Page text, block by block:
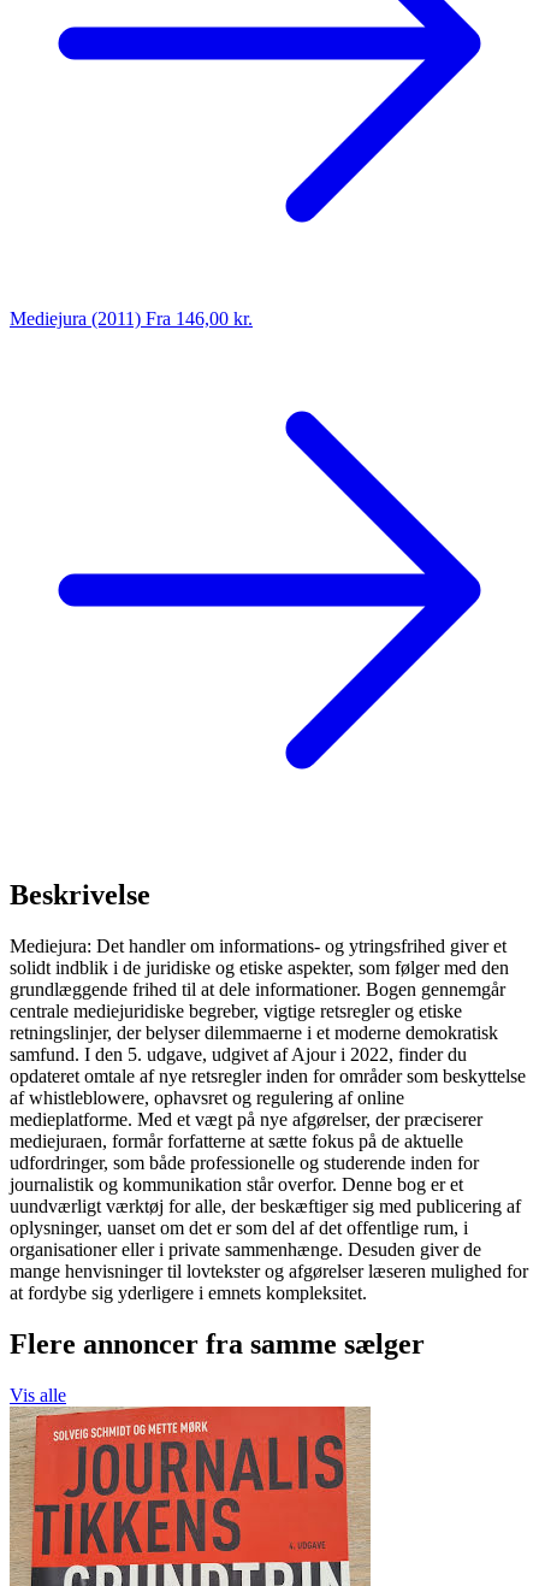
Mediejura (2011) Fra 146,00 kr.
Beskrivelse
Mediejura: Det handler om informations- og ytringsfrihed giver et
solidt indblik i de juridiske og etiske aspekter, som følger med den
grundlæggende frihed til at dele informationer. Bogen gennemgår
centrale mediejuridiske begreber, vigtige retsregler og etiske
retningslinjer, der belyser dilemmaerne i et moderne demokratisk
samfund. I den 5. udgave, udgivet af Ajour i 2022, finder du
opdateret omtale af nye retsregler inden for områder som beskyttelse
af whistleblowere, ophavsret og regulering af online
medieplatforme. Med et vægt på nye afgørelser, der præciserer
mediejuraen, formår forfatterne at sætte fokus på de aktuelle
udfordringer, som både professionelle og studerende inden for
journalistik og kommunikation står overfor. Denne bog er et
uundværligt værktøj for alle, der beskæftiger sig med publicering af
oplysninger, uanset om det er som del af det offentlige rum, i
organisationer eller i private sammenhænge. Desuden giver de
mange henvisninger til lovtekster og afgørelser læseren mulighed for
at fordybe sig yderligere i emnets kompleksitet.
Flere annoncer fra samme sælger
Vis alle